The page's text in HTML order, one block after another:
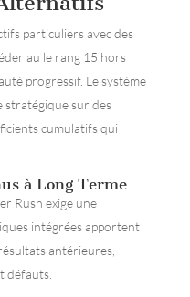
particuliers avec des
au le rang 15 hors
progressif. Le système
stratégique sur des
cumulatifs qui
à Long Terme
Rush exige une
intégrées apportent
antérieures,
défauts.